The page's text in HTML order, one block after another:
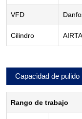
VFD
Cilindro
Capacidad de pulido
Rango de trabajo